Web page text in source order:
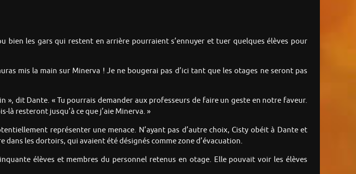
les gars qui restent en arrière pourraient s’ennuyer et tuer quelques élèves pour
mis la main sur Minerva ! Je ne bougerai pas d’ici tant que les otages ne seront pas
», dit Dante. « Tu pourrais demander aux professeurs de faire un geste en notre faveur.
là resteront jusqu’à ce que j’aie Minerva. »
représenter une menace. N’ayant pas d’autre choix, Cisty obéit à Dante et
dans les dortoirs, qui avaient été désignés comme zone d’évacuation.
élèves et membres du personnel retenus en otage. Elle pouvait voir les élèves